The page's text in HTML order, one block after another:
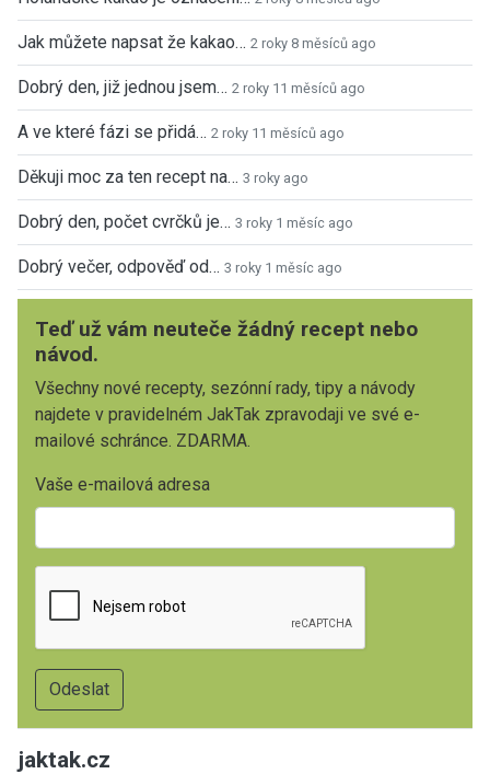
Jak můžete napsat že kakao… 2 roky 8 měsíců ago
Dobrý den, již jednou jsem… 2 roky 11 měsíců ago
A ve které fázi se přidá… 2 roky 11 měsíců ago
Děkuji moc za ten recept na… 3 roky ago
Dobrý den, počet cvrčků je… 3 roky 1 měsíc ago
Dobrý večer, odpověď od… 3 roky 1 měsíc ago
Teď už vám neuteče žádný recept nebo
návod.
Všechny nové recepty, sezónní rady, tipy a návody
najdete v pravidelném JakTak zpravodaji ve své e-
mailové schránce. ZDARMA.
Vaše e-mailová adresa
jaktak.cz